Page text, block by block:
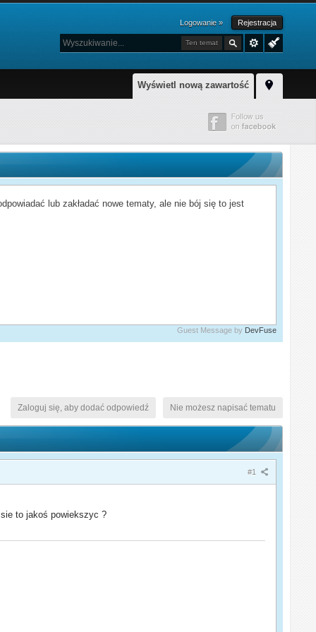
Logowanie » Rejestracja
Ten temat
Wyświetl nową zawartość
lub zakładać nowe tematy, ale nie bój się to jest
Guest Message by DevFuse
Nie możesz napisać tematu
Zaloguj się, aby dodać odpowiedź
#1
to jakoś powiekszyc ?